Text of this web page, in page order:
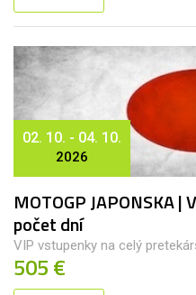
02. 10. - 04. 10.
2026
MOTOGP JAPONSKA
počet dní
VIP vstupenky na celý
505 €